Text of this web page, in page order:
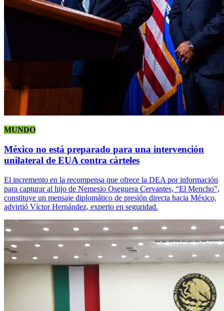
MUNDO
México no está preparado para una intervención
unilateral de EUA contra cárteles
El incremento en la recompensa que ofrece la DEA por información
para capturar al hijo de Nemesio Oseguera Cervantes, “El Mencho”,
constituye un mensaje diplomático de presión directa hacia México,
advirtió Víctor Hernández, experto en seguridad.